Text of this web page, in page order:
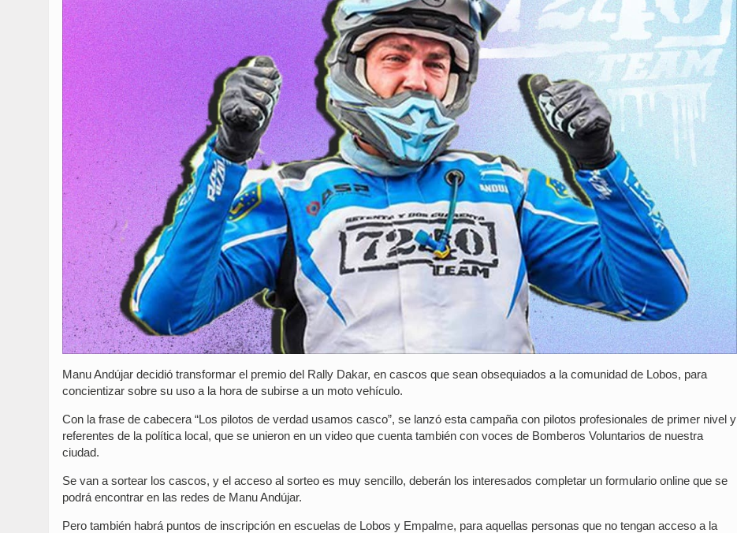
Manu Andújar decidió transformar el premio del Rally Dakar, en cascos que sean obsequiados a la comunidad de Lobos, para
concientizar sobre su uso a la hora de subirse a un moto vehículo.
Con la frase de cabecera “Los pilotos de verdad usamos casco”, se lanzó esta campaña con pilotos profesionales de primer nivel y
referentes de la política local, que se unieron en un video que cuenta también con voces de Bomberos Voluntarios de nuestra
ciudad.
Se van a sortear los cascos, y el acceso al sorteo es muy sencillo, deberán los interesados completar un formulario online que se
podrá encontrar en las redes de Manu Andújar.
Pero también habrá puntos de inscripción en escuelas de Lobos y Empalme, para aquellas personas que no tengan acceso a la